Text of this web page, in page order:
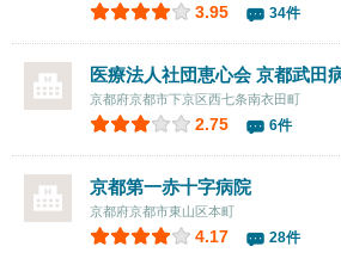
3.95 34件
医療法人社団恵心会京都武田
京都府京都市下京区西七条南衣田町
2.75 6件
京都第一赤十字病院
京都府京都市東山区本町
4.17 28件